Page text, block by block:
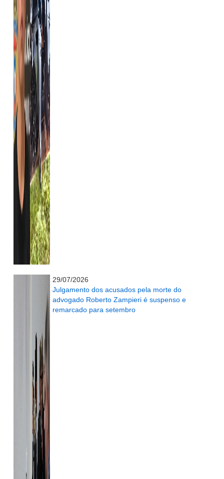
29/07/2026
Julgamento dos acusados pela morte do
advogado Roberto Zampieri é suspenso e
remarcado para setembro